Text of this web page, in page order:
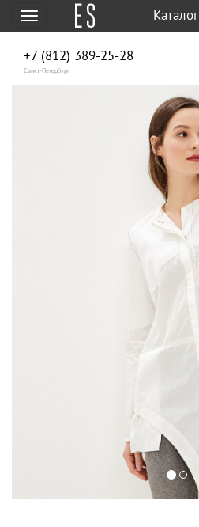
Меню Каталог
+7 (812) 389-25-28
Санкт-Петербург